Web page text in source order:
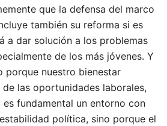
que la defensa del marco
también su reforma si es
a dar solución a los problemas
de los más jóvenes. Y
porque nuestro bienestar
las oportunidades laborales,
fundamental un entorno con
política, sino porque el